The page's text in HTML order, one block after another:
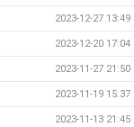
2023-12-27 13:49
2023-12-20 17:04
2023-11-27 21:50
2023-11-19 15:37
2023-11-13 21:45